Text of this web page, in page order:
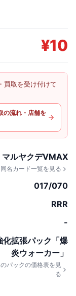
¥10
買取を受け付けて
の流れ・店舗を
マルヤクデVMAX
同名カード一覧を見る
017/070
RRR
-
化拡張パック「爆
炎ウォーカー」
パックの価格表を見
る